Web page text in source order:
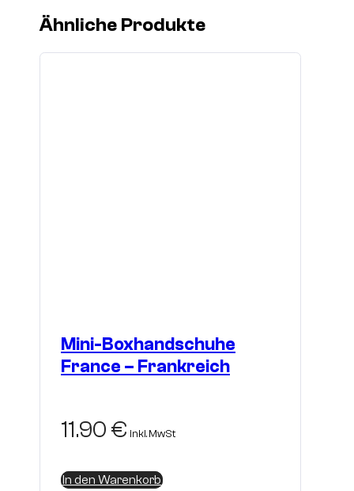
Ähnliche Produkte
Mini-Boxhandschuhe
France – Frankreich
11.90 € inkl. MwSt
In den Warenkorb